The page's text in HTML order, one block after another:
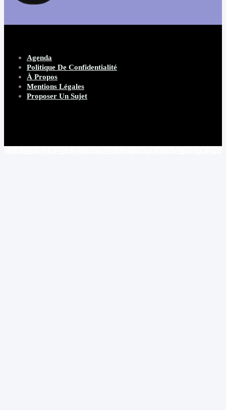
Agenda
Politique De Confidentialité
À Propos
Mentions Légales
Proposer Un Sujet